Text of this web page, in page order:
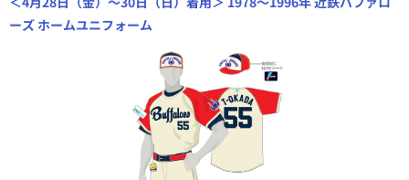
ーズ ホームユニフォーム